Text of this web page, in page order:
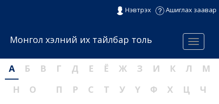
Нэвтрэх Ашиглах заавар
Menu
Монгол хэлний их тайлбар толь
А Б В Г Д Е Ё Ж З И К Л
М
Н
О П Р С Т У Ү Ф Х Ц
Ч